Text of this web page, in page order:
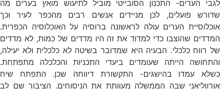
לגבי הערים- התכנון הסובייטי מוביל לתיעוש מואץ בערים מה
שדורש פועלים, לכן מניידים אנשים רבים מהכפר לעיר וכך
אוכלוסיית הערים עולה לראשונה ברוסיה על האוכלוסיה הכפרית.
המדדים שהוצבו כדי למדוד את זה היו מדדים של כמות, לא מדדים
של רווח כלכלי. הבעיה היא שמדובר בשיטה לא כלכלית ולא יעילה,
והתחושה הייתה שעומדים ביעדי התכניות והכלכלה מתפתחת.
כשלא עמדו בהישגים- התקשורת דיווחה שכן. התפתח שיח
אורווליאני שבה הממשלה מעוותת את הניסוחים. הציבור שם לב